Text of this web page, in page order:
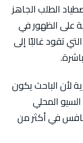
الطلب الجاهز
على الظهور في
تقود غالبًا إلى
لأن الباحث يكون
المحلي
في أكثر من